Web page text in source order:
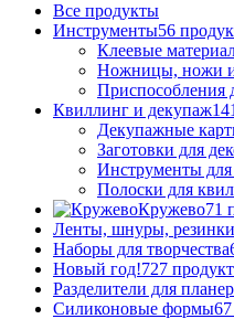
Все продукты
Инструменты56
Клеевые
Ножницы, ножи и
Приспособления
Квиллинг и декупаж
Декупажные
Заготовки для
Инструменты для
Полоски для
Кружево71
Ленты, шнуры, резинки
Наборы для творчества
Новый год!727
Разделители для
Силиконовые формы